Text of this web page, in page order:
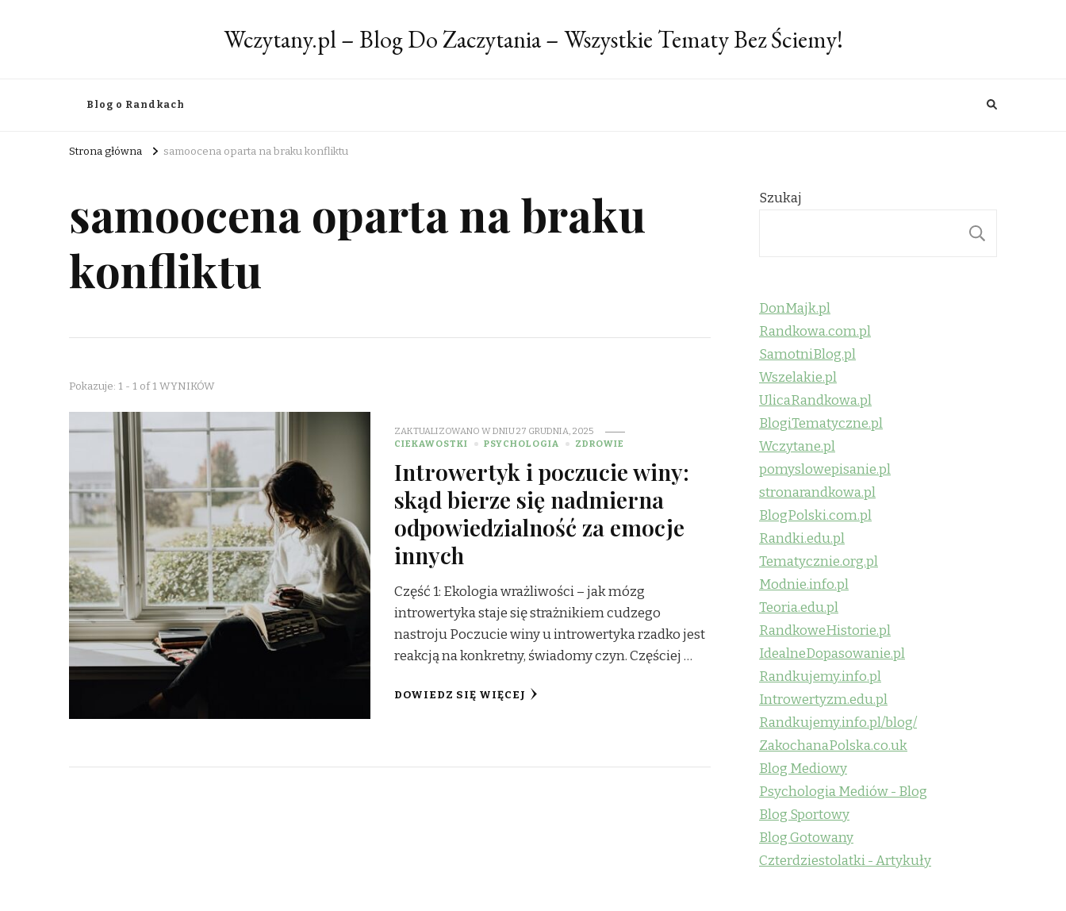
Wczytany.pl – Blog Do Zaczytania – Wszystkie Tematy Bez Ściemy!
Blog o Randkach
Strona główna samoocena oparta na braku konfliktu
samoocena oparta na braku
konfliktu
Pokazuje: 1 - 1 of 1 WYNIKÓW
ZAKTUALIZOWANO W DNIU27 GRUDNIA, 2025
CIEKAWOSTKI
PSYCHOLOGIA ZDROWIE
Introwertyk i poczucie winy:
skąd bierze się nadmierna
odpowiedzialność za emocje
innych
Część 1: Ekologia wrażliwości – jak mózg
introwertyka staje się strażnikiem cudzego
nastroju Poczucie winy u introwertyka rzadko jest
reakcją na konkretny, świadomy czyn. Częściej …
DOWIEDZ SIĘ WIĘCEJ
Szukaj
DonMajk.pl
Randkowa.com.pl
SamotniBlog.pl
Wszelakie.pl
UlicaRandkowa.pl
BlogiTematyczne.pl
Wczytane.pl
pomyslowepisanie.pl
stronarandkowa.pl
BlogPolski.com.pl
Randki.edu.pl
Tematycznie.org.pl
Modnie.info.pl
Teoria.edu.pl
RandkoweHistorie.pl
IdealneDopasowanie.pl
Randkujemy.info.pl
Introwertyzm.edu.pl
Randkujemy.info.pl/blog/
ZakochanaPolska.co.uk
Blog Mediowy
Psychologia Mediów - Blog
Blog Sportowy
Blog Gotowany
Czterdziestolatki - Artykuły